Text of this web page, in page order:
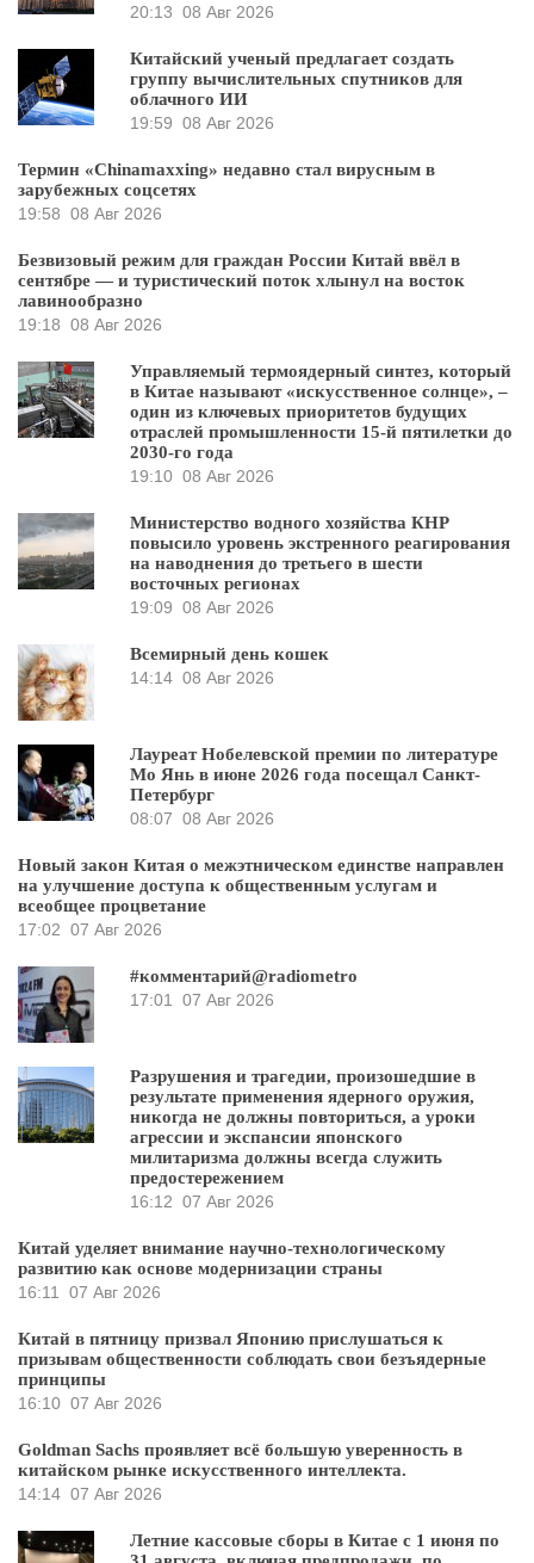
20:13 08 Авг 2026
Китайский ученый предлагает создать
группу вычислительных спутников для
облачного ИИ
19:59 08 Авг 2026
Термин «Chinamaxxing» недавно стал вирусным в
зарубежных соцсетях
19:58 08 Авг 2026
Безвизовый режим для граждан России Китай ввёл в
сентябре — и туристический поток хлынул на восток
лавинообразно
19:18 08 Авг 2026
Управляемый термоядерный синтез, который
в Китае называют «искусственное солнце», –
один из ключевых приоритетов будущих
отраслей промышленности 15-й пятилетки до
2030-го года
19:10 08 Авг 2026
Министерство водного хозяйства КНР
повысило уровень экстренного реагирования
на наводнения до третьего в шести
восточных регионах
19:09 08 Авг 2026
Всемирный день кошек
14:14 08 Авг 2026
Лауреат Нобелевской премии по литературе
Мо Янь в июне 2026 года посещал Санкт-
Петербург
08:07 08 Авг 2026
Новый закон Китая о межэтническом единстве направлен
на улучшение доступа к общественным услугам и
всеобщее процветание
17:02 07 Авг 2026
#комментарий@radiometro
17:01
07 Авг 2026
Разрушения и трагедии, произошедшие в
результате применения ядерного оружия,
никогда не должны повториться, а уроки
агрессии и экспансии японского
милитаризма должны всегда служить
предостережением
16:12 07 Авг 2026
Китай уделяет внимание научно-технологическому
развитию как основе модернизации страны
16:11
07 Авг 2026
Китай в пятницу призвал Японию прислушаться к
призывам общественности соблюдать свои безъядерные
принципы
16:10 07 Авг 2026
Goldman Sachs проявляет всё большую уверенность в
китайском рынке искусственного интеллекта.
14:14 07 Авг 2026
Летние кассовые сборы в Китае с 1 июня по